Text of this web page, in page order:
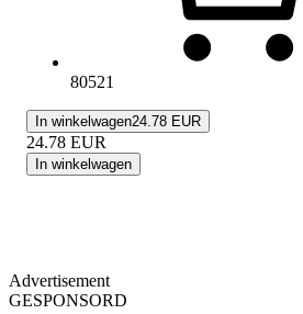
80521
In winkelwagen24.78 EUR
24.78 EUR
In winkelwagen
Advertisement
GESPONSORD